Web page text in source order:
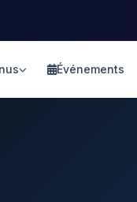
Événements